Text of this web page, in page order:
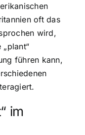
oft das
wird,
führen kann,
im